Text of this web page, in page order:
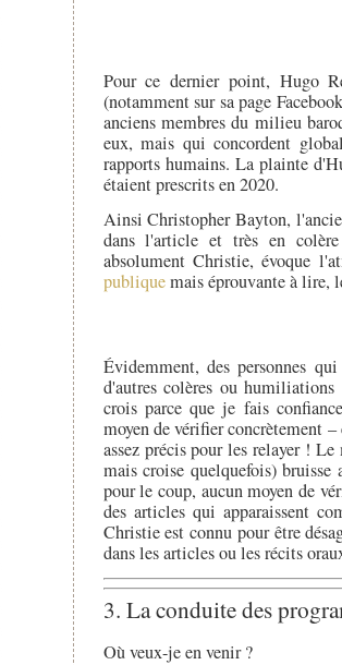
Pour ce dernier point, Hugo
(notamment sur sa page
anciens membres du milieu
eux, mais qui concordent
rapports humains. La plainte
étaient prescrits en 2020.
Ainsi Christopher Bayton,
dans l'article et très en
absolument Christie, évoque
publiquemais éprouvante à lire,
Évidemment, des personnes
d'autres colères ou
crois parce que je fais
moyen de vérifier concrètement
assez précis pour les relayer !
mais croise quelquefois) bruisse
pour le coup, aucun moyen de
des articles qui apparaissent
Christie est connu pour être
dans les articles ou les récits
3. La conduite des
Où veux-je en venir ?